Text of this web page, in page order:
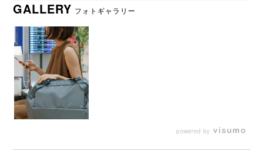
日帰りやショート旅行に最適
な容量35Lです。
GALLERY フォトギャラリー
powered by